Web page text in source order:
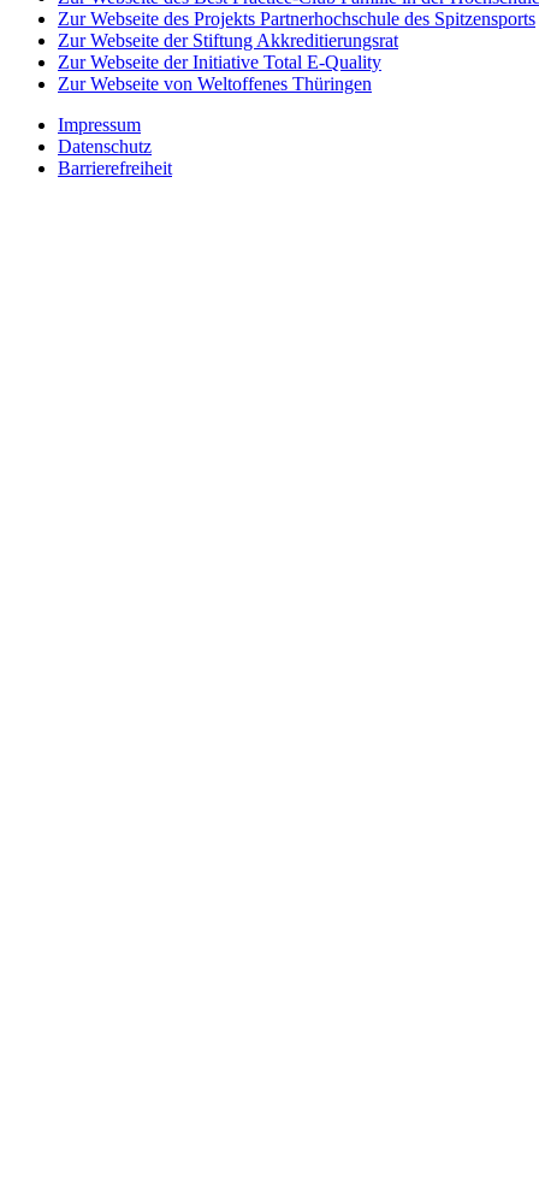
Zur Webseite des Projekts Partnerhochschule des Spitzensports
Zur Webseite der Stiftung Akkreditierungsrat
Zur Webseite der Initiative Total E-Quality
Zur Webseite von Weltoffenes Thüringen
Impressum
Datenschutz
Barrierefreiheit